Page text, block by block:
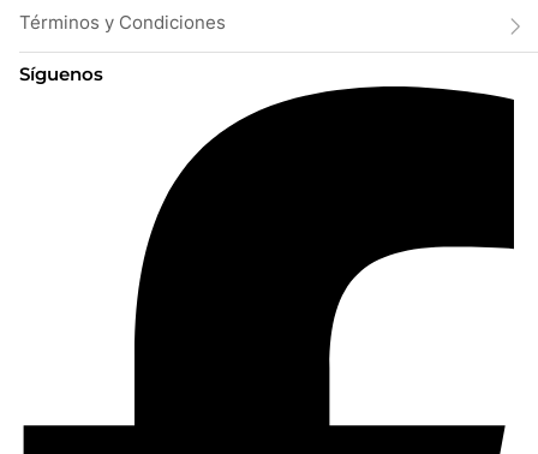
Términos y Condiciones
Síguenos